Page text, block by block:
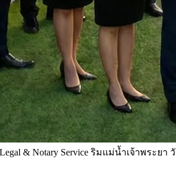
& Notary Service ริมแม่น้ำเจ้าพระยา